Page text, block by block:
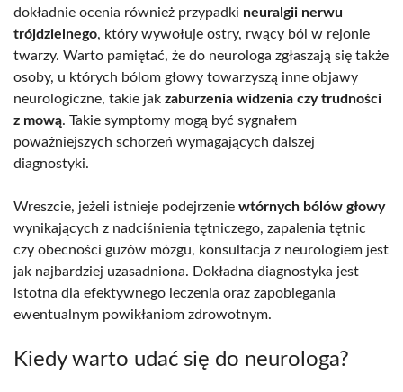
dokładnie ocenia również przypadki neuralgii nerwu
trójdzielnego, który wywołuje ostry, rwący ból w rejonie
twarzy. Warto pamiętać, że do neurologa zgłaszają się także
osoby, u których bólom głowy towarzyszą inne objawy
neurologiczne, takie jak zaburzenia widzenia czy trudności
z mową. Takie symptomy mogą być sygnałem
poważniejszych schorzeń wymagających dalszej
diagnostyki.
Wreszcie, jeżeli istnieje podejrzenie wtórnych bólów głowy
wynikających z nadciśnienia tętniczego, zapalenia tętnic
czy obecności guzów mózgu, konsultacja z neurologiem jest
jak najbardziej uzasadniona. Dokładna diagnostyka jest
istotna dla efektywnego leczenia oraz zapobiegania
ewentualnym powikłaniom zdrowotnym.
Kiedy warto udać się do neurologa?